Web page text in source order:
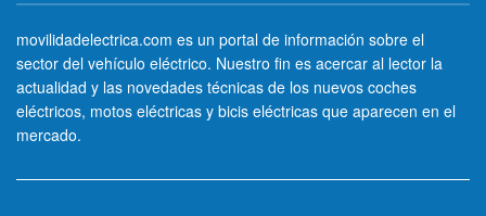
movilidadelectrica.com es un portal de información sobre el
sector del vehículo eléctrico. Nuestro fin es acercar al lector la
actualidad y las novedades técnicas de los nuevos coches
eléctricos, motos eléctricas y bicis eléctricas que aparecen en el
mercado.